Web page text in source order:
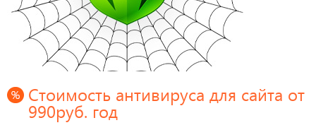
Стоимость антивируса для сайта от
990руб. год